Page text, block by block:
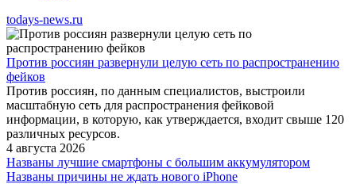
todays-news.ru
Против россиян развернули целую сеть по распространению
фейков
Против россиян, по данным специалистов, выстроили
масштабную сеть для распространения фейковой
информации, в которую, как утверждается, входит свыше 120
различных ресурсов.
4 августа 2026
Названы лучшие смартфоны с большим аккумулятором
Названы причины не ждать нового iPhone